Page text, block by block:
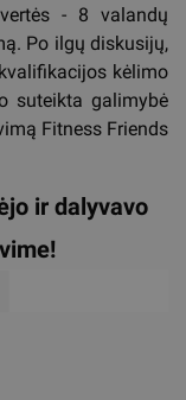
- 8 valandų
Po ilgų diskusijų,
kėlimo
suteikta galimybė
Fitness Friends
ir dalyvavo